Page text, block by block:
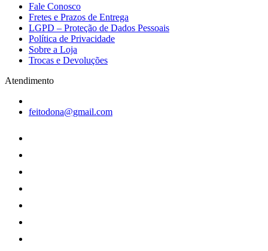
Fale Conosco
Fretes e Prazos de Entrega
LGPD – Proteção de Dados Pessoais
Política de Privacidade
Sobre a Loja
Trocas e Devoluções
Atendimento
feitodona@gmail.com